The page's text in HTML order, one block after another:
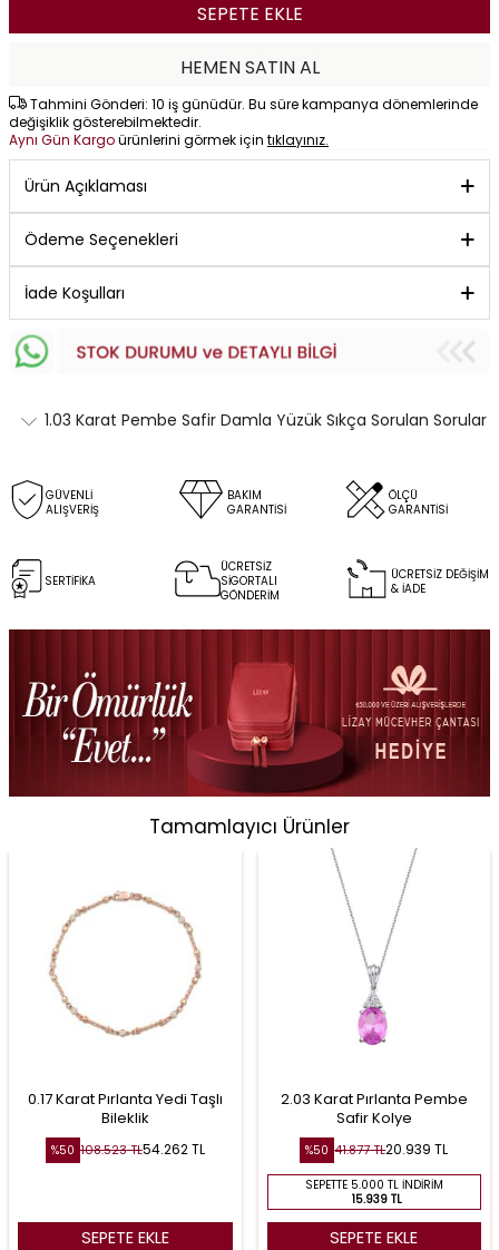
SEPETE EKLE
HEMEN SATIN AL
Tahmini Gönderi: 10 iş günüdür. Bu süre kampanya dönemlerinde
değişiklik gösterebilmektedir.
Aynı Gün Kargoürünlerini görmek için tıklayınız.
Ürün Açıklaması
Ödeme Seçenekleri
İade Koşulları
1.03 Karat Pembe Safir Damla Yüzük Sıkça Sorulan Sorular
GÜVENLİ
ALIŞVERİŞ
BAKIM
GARANTİSİ
ÖLÇÜ
GARANTİSİ
SERTİFİKA
ÜCRETSİZ
SİGORTALI
GÖNDERİM
ÜCRETSİZ DEĞİŞİM
& İADE
Tamamlayıcı Ürünler
0.17 Karat Pırlanta Yedi Taşlı
Bileklik
%50 108.523TL54.262TL
SEPETE EKLE
2.03 Karat Pırlanta Pembe
Safir Kolye
%50 41.877TL20.939 TL
SEPETTE 5.000 TL İNDIRIM
15.939 TL
SEPETE EKLE